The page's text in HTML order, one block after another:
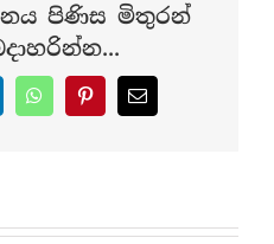
පිණිස මිතුරන්
WhatsAppPinterestEmail